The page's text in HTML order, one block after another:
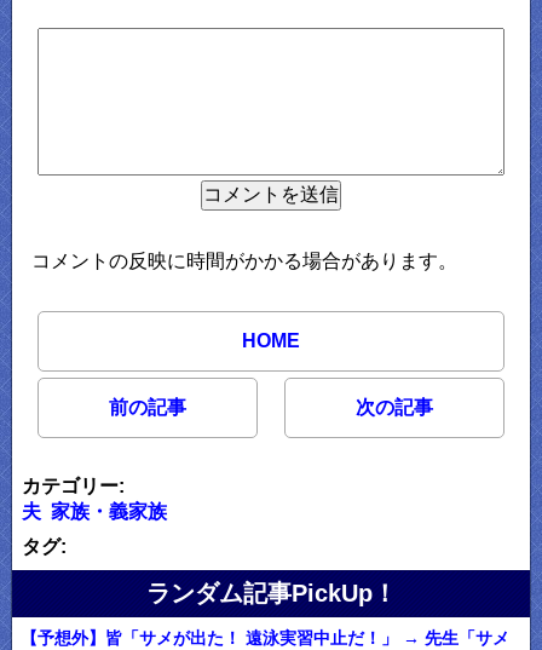
コメントの反映に時間がかかる場合があります。
HOME
前の記事 次の記事
カテゴリー:
夫 家族・義家族
タグ:
ランダム記事PickUp！
【予想外】皆「サメが出た！ 遠泳実習中止だ！」 → 先生「サメ